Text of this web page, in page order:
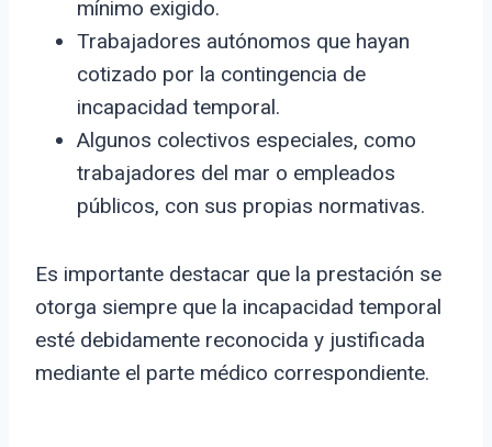
mínimo exigido.
Trabajadores autónomos que hayan
cotizado por la contingencia de
incapacidad temporal.
Algunos colectivos especiales, como
trabajadores del mar o empleados
públicos, con sus propias normativas.
Es importante destacar que la prestación se
otorga siempre que la incapacidad temporal
esté debidamente reconocida y justificada
mediante el parte médico correspondiente.